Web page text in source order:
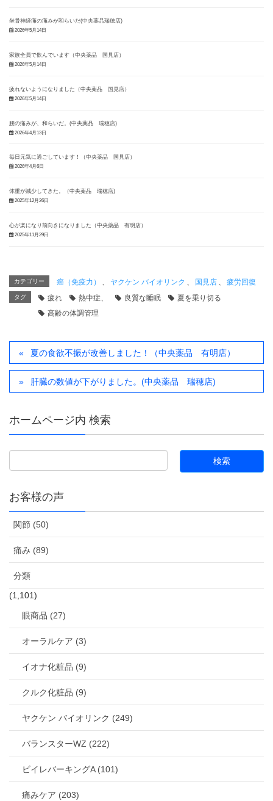
坐骨神経痛の痛みが和らいだ(中央薬品瑞穂店)
2026年5月14日
家族全員で飲んでいます（中央薬品 国見店）
2026年5月14日
疲れないようになりました（中央薬品 国見店）
2026年5月14日
腰の痛みが、和らいだ。(中央薬品 瑞穂店)
2026年4月13日
毎日元気に過ごしています！（中央薬品 国見店）
2026年4月6日
体重が減少してきた。（中央薬品 瑞穂店)
2025年12月26日
心が楽になり前向きになりました（中央薬品 有明店）
2025年11月29日
カテゴリー 癌（免疫力） ヤクケン バイオリンク 国見店 疲労回復
タグ 疲れ 熱中症、 良質な睡眠
夏を乗り切る
高齢の体調管理
夏の食欲不振が改善しました！（中央薬品 有明店）
肝臓の数値が下がりました。(中央薬品 瑞穂店)
ホームページ内 検索
お客様の声
関節 (50)
痛み (89)
分類
(1,101)
眼商品 (27)
オーラルケア (3)
イオナ化粧品 (9)
クルク化粧品 (9)
ヤクケン バイオリンク (249)
バランスターWZ (222)
ビイレバーキングA (101)
痛みケア (203)